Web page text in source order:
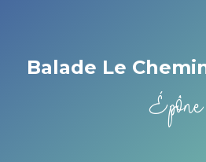
Balade Le
Épône